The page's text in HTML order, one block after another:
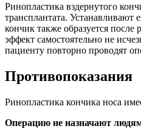
Ринопластика вздернутого
трансплантата. Устанавливают
кончик также образуется
эффект самостоятельно не
пациенту повторно проводят
Противопоказания
Ринопластика кончика носа
Операцию не назначают